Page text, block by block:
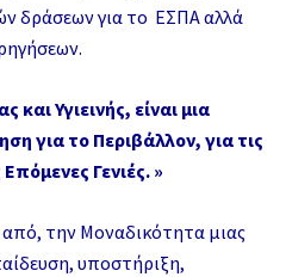
δράσεων για το ΕΣΠΑ αλλά
Υγιεινής, είναι μια
για το Περιβάλλον, για τις
Γενιές. »
την Μοναδικότητα μιας
υποστήριξη,